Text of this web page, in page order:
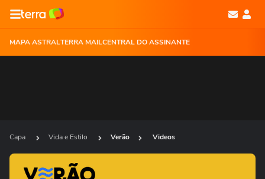
MAPA ASTRALTERRA MAILCENTRAL DO ASSINANTE
Capa Vida e Estilo Verão Videos